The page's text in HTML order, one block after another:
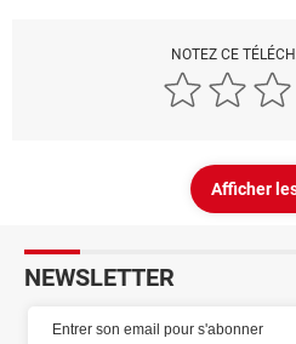
NOTEZ CE
Afficher
NEWSLETTER